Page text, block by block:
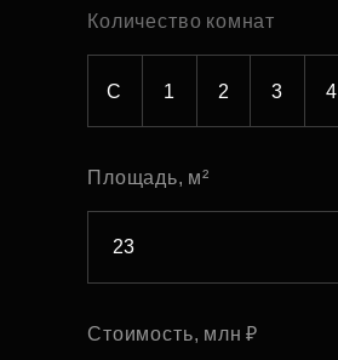
Количество комнат
С 1 2 3 4
Площадь, м²
Стоимость, млн ₽